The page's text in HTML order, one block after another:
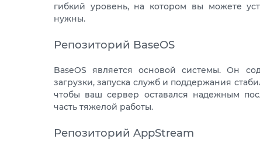
гибкий уровень, на котором вы можете
нужны.
Репозиторий BaseOS
BaseOS является основой системы. Он
загрузки, запуска служб и поддержания
чтобы ваш сервер оставался надежным
часть тяжелой работы.
Репозиторий AppStream